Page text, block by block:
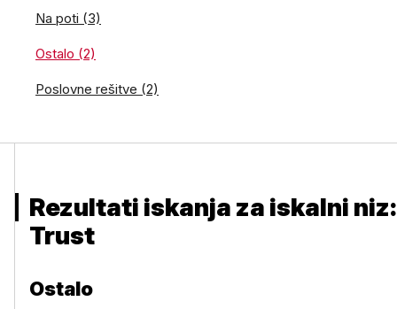
Na poti (3)
Ostalo (2)
Poslovne rešitve (2)
Rezultati iskanja za iskalni niz:
Trust
Ostalo